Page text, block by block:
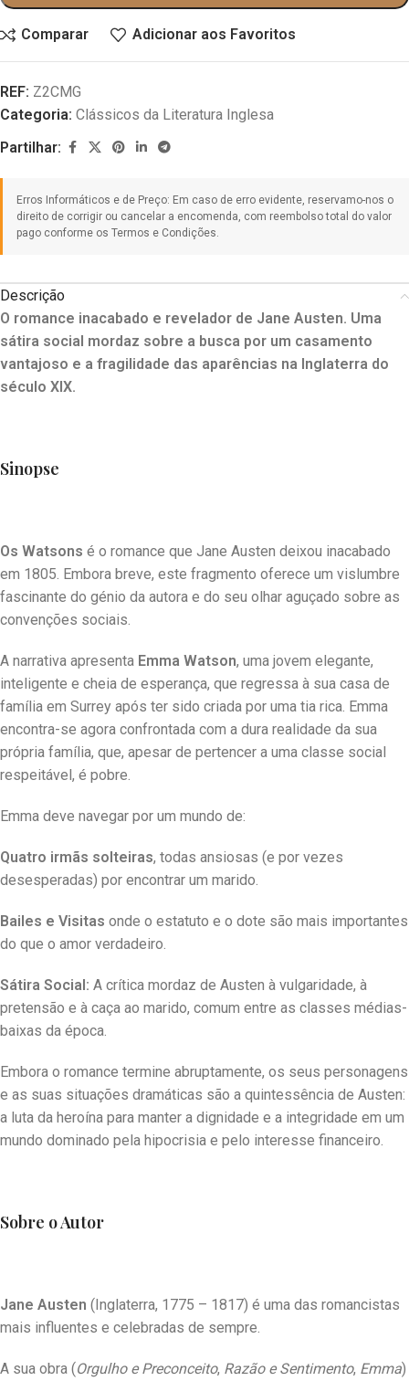
Comparar Adicionar aos Favoritos
REF: Z2CMG
Categoria: Clássicos da Literatura Inglesa
Partilhar:
Descrição
O romance inacabado e revelador de Jane Austen. Uma
sátira social mordaz sobre a busca por um casamento
vantajoso e a fragilidade das aparências na Inglaterra do
século XIX.
Sinopse
Os Watsons é o romance que Jane Austen deixou inacabado
em 1805. Embora breve, este fragmento oferece um vislumbre
fascinante do génio da autora e do seu olhar aguçado sobre as
convenções sociais.
A narrativa apresenta Emma Watson, uma jovem elegante,
inteligente e cheia de esperança, que regressa à sua casa de
família em Surrey após ter sido criada por uma tia rica. Emma
encontra-se agora confrontada com a dura realidade da sua
própria família, que, apesar de pertencer a uma classe social
respeitável, é pobre.
Emma deve navegar por um mundo de:
Quatro irmãs solteiras, todas ansiosas (e por vezes
desesperadas) por encontrar um marido.
Bailes e Visitas onde o estatuto e o dote são mais importantes
do que o amor verdadeiro.
Sátira Social: A crítica mordaz de Austen à vulgaridade, à
pretensão e à caça ao marido, comum entre as classes médias-
baixas da época.
Embora o romance termine abruptamente, os seus personagens
e as suas situações dramáticas são a quintessência de Austen:
a luta da heroína para manter a dignidade e a integridade em um
mundo dominado pela hipocrisia e pelo interesse financeiro.
Sobre o Autor
Jane Austen (Inglaterra, 1775 – 1817) é uma das romancistas
mais influentes e celebradas de sempre.
A sua obra (Orgulho e Preconceito, Razão e Sentimento, Emma)